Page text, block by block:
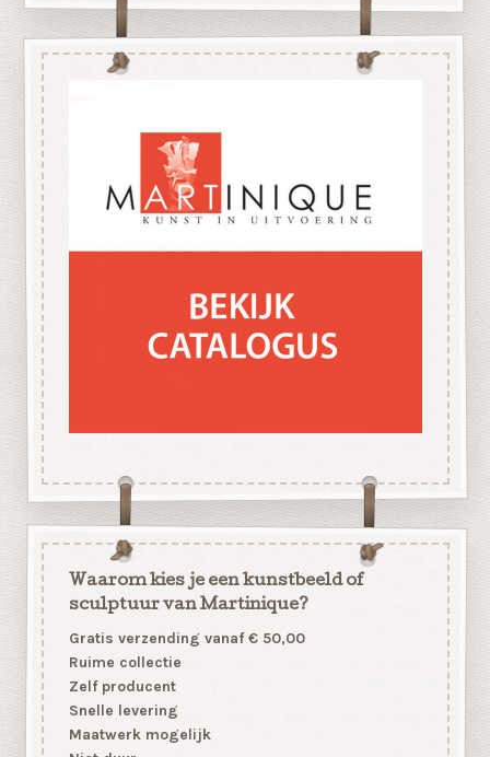
Waarom kies je een kunstbeeld of
sculptuur van Martinique?
Gratis verzending vanaf € 50,00
Ruime collectie
Zelf producent
Snelle levering
Maatwerk mogelijk